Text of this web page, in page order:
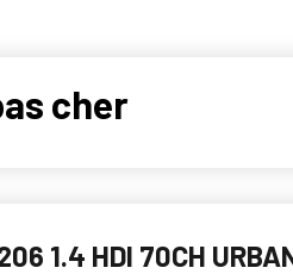
cher
1.4 HDI 70CH